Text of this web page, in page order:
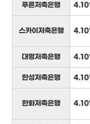
푸른저축은행
스카이저축은행
대명저축은행
한성저축은행
한화저축은행